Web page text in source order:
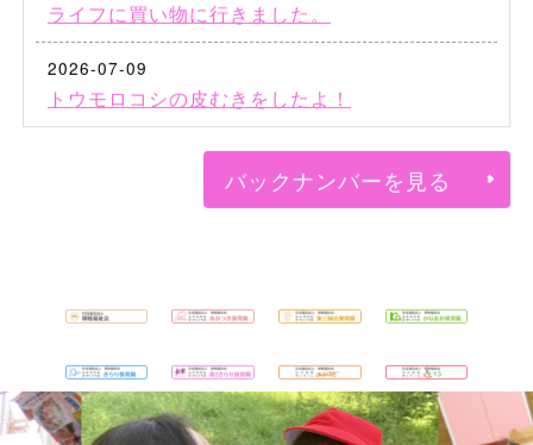
ライフに買い物に行きました。
2026-07-09
トウモロコシの皮むきをしたよ！
バックナンバーを見る